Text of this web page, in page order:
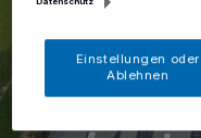
Einstellungen oder
Ablehnen